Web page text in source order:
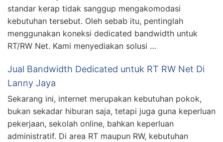
standar kerap tidak sanggup mengakomodasi
kebutuhan tersebut. Oleh sebab itu, pentinglah
menggunakan koneksi dedicated bandwidth untuk
RT/RW Net. Kami menyediakan solusi …
Jual Bandwidth Dedicated untuk RT RW Net Di
Lanny Jaya
Sekarang ini, internet merupakan kebutuhan pokok,
bukan sekadar hiburan saja, tetapi juga guna keperluan
pekerjaan, sekolah online, bahkan keperluan
administratif. Di area RT maupun RW, kebutuhan